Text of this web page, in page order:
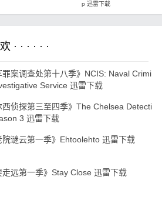
p 迅雷下载
· · · · · ·
罪案调查处第十八季》NCIS: Naval Crimi
Service 迅雷下载
西侦探第三至四季》The Chelsea Detecti
3 迅雷下载
院谜云第一季》Ehtoolehto 迅雷下载
走远第一季》Stay Close 迅雷下载